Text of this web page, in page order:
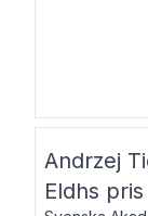
Andrzej
Eldhs pris